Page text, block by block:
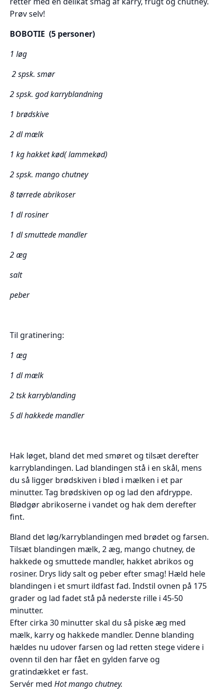
Prøv selv!
BOBOTIE (5 personer)
1 løg
2 spsk. smør
2 spsk. god karryblandning
1 brødskive
2 dl mælk
1 kg hakket kød( lammekød)
2 spsk. mango chutney
8 tørrede abrikoser
1 dl rosiner
1 dl smuttede mandler
2 æg
salt
peber
Til gratinering:
1 æg
1 dl mælk
2 tsk karryblanding
5 dl hakkede mandler
Hak løget, bland det med smøret og tilsæt derefter
karryblandingen. Lad blandingen stå i en skål, mens
du så ligger brødskiven i blød i mælken i et par
minutter. Tag brødskiven op og lad den afdryppe.
Blødgør abrikoserne i vandet og hak dem derefter
fint.
Bland det løg/karryblandingen med brødet og farsen.
Tilsæt blandingen mælk, 2 æg, mango chutney, de
hakkede og smuttede mandler, hakket abrikos og
rosiner. Drys lidy salt og peber efter smag! Hæld hele
blandingen i et smurt ildfast fad. Indstil ovnen på 175
grader og lad fadet stå på nederste rille i 45-50
minutter.
Efter cirka 30 minutter skal du så piske æg med
mælk, karry og hakkede mandler. Denne blanding
hældes nu udover farsen og lad retten stege videre i
ovenn til den har fået en gylden farve og
gratindækket er fast.
Servér med Hot mango chutney.